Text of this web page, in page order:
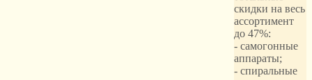
скидки на весь
ассортимент
до 47%:
- самогонные
аппараты;
- спиральные